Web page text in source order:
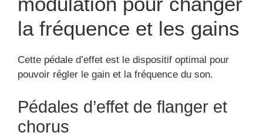
la fréquence et les gains
Cette pédale d’effet est le dispositif optimal pour
pouvoir régler le gain et la fréquence du son.
Pédales d’effet de flanger et
chorus